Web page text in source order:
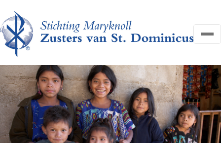
OVER ONS
NIEUWS
HELP MEE
FAQ
CONTACT